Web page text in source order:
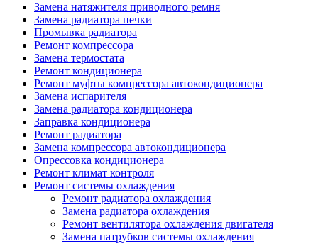
Замена натяжителя приводного ремня
Замена радиатора печки
Промывка радиатора
Ремонт компрессора
Замена термостата
Ремонт кондиционера
Ремонт муфты компрессора автокондиционера
Замена испарителя
Замена радиатора кондиционера
Заправка кондиционера
Ремонт радиатора
Замена компрессора автокондиционера
Опрессовка кондиционера
Ремонт климат контроля
Ремонт системы охлаждения
Ремонт радиатора охлаждения
Замена радиатора охлаждения
Ремонт вентилятора охлаждения двигателя
Замена патрубков системы охлаждения